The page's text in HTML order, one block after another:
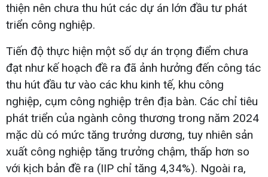
thiện nên chưa thu hút các dự án lớn đầu tư phát
triển công nghiệp.
Tiến độ thực hiện một số dự án trọng điểm chưa
đạt như kế hoạch đề ra đã ảnh hưởng đến công tác
thu hút đầu tư vào các khu kinh tế, khu công
nghiệp, cụm công nghiệp trên địa bàn. Các chỉ tiêu
phát triển của ngành công thương trong năm 2024
mặc dù có mức tăng trưởng dương, tuy nhiên sản
xuất công nghiệp tăng trưởng chậm, thấp hơn so
với kịch bản đề ra (IIP chỉ tăng 4,34%). Ngoài ra,